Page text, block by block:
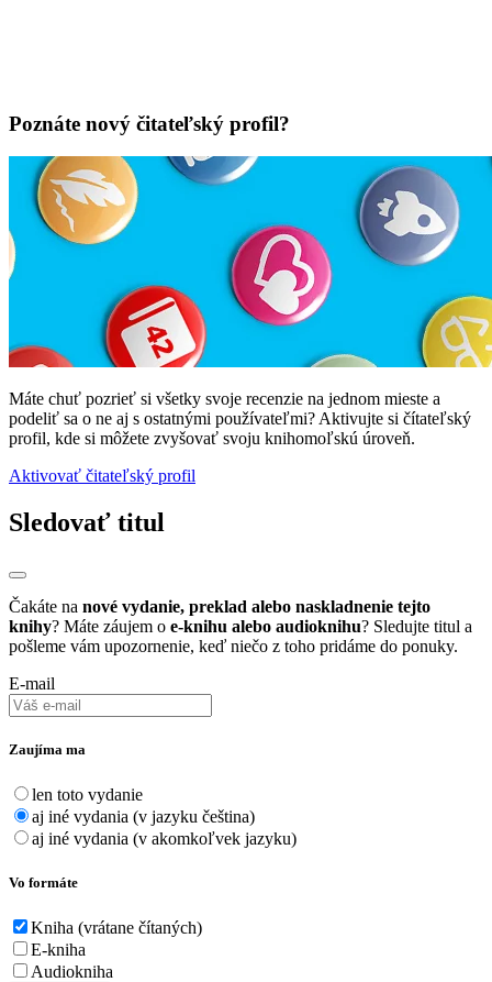
Poznáte nový čitateľský profil?
Máte chuť pozrieť si všetky svoje recenzie na jednom mieste a
podeliť sa o ne aj s ostatnými používateľmi? Aktivujte si čítateľský
profil, kde si môžete zvyšovať svoju knihomoľskú úroveň.
Aktivovať čitateľský profil
Sledovať titul
Čakáte na nové vydanie, preklad alebo naskladnenie tejto
knihy? Máte záujem o e-knihu alebo audioknihu? Sledujte titul a
pošleme vám upozornenie, keď niečo z toho pridáme do ponuky.
E-mail
Zaujíma ma
len toto vydanie
aj iné vydania (v jazyku čeština)
aj iné vydania (v akomkoľvek jazyku)
Vo formáte
Kniha (vrátane čítaných)
E-kniha
Audiokniha